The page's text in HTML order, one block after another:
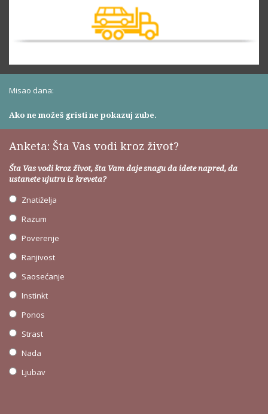
Misao dana:
Ako ne možeš gristi ne pokazuj zube.
Anketa: Šta Vas vodi kroz život?
Šta Vas vodi kroz život, šta Vam daje snagu da idete napred, da
ustanete ujutru iz kreveta?
Znatiželja
Razum
Poverenje
Ranjivost
Saosećanje
Instinkt
Ponos
Strast
Nada
Ljubav